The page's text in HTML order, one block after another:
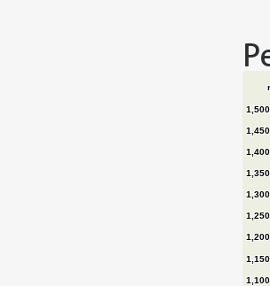
1,100
1,150
1,200
1,250
1,300
1,350
1,400
1,450
1,500